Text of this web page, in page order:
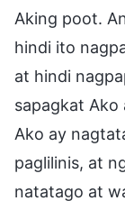
Aking poot.
hindi ito
at hindi
sapagkat Ako
Ako ay
paglilinis, at
natatago at